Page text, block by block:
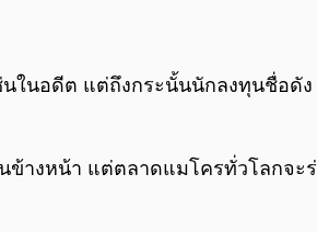
นอดีต แต่ถึงกระนั้นนักลงทุนชื่อดัง
ข้างหน้า แต่ตลาดแมโครทั่วโลกจะ